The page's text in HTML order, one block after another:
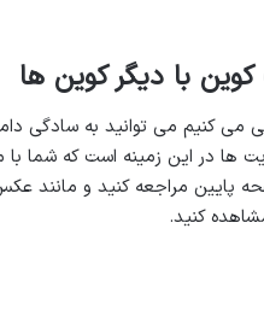
با دیگر کوین ها
می کنیم می توانید به سادگی
پایین مراجعه کنید و مانند
کنید.